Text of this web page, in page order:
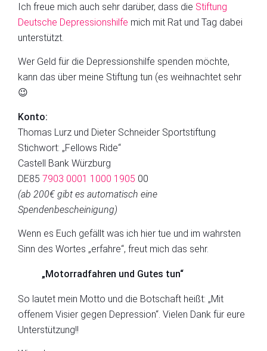
Ich freue mich auch sehr darüber, dass die Stiftung
Deutsche Depressionshilfe mich mit Rat und Tag dabei
unterstützt.
Wer Geld für die Depressionshilfe spenden möchte,
kann das über meine Stiftung tun (es weihnachtet sehr
😉
Konto:
Thomas Lurz und Dieter Schneider Sportstiftung
Stichwort: „Fellows Ride“
Castell Bank Würzburg
DE85 7903 0001 1000 1905 00
(ab 200€ gibt es automatisch eine
Spendenbescheinigung)
Wenn es Euch gefällt was ich hier tue und im wahrsten
Sinn des Wortes „erfahre“, freut mich das sehr.
„Motorradfahren und Gutes tun“
So lautet mein Motto und die Botschaft heißt: „Mit
offenem Visier gegen Depression“. Vielen Dank für eure
Unterstützung!!